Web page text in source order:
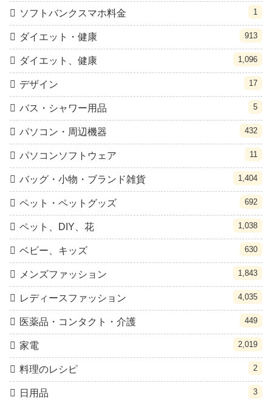
ソフトバンクスマホ料金 1
ダイエット・健康 913
ダイエット、健康 1,096
デザイン 17
バス・シャワー用品 5
パソコン・周辺機器 432
パソコンソフトウェア 11
バッグ・小物・ブランド雑貨 1,404
ペット・ペットグッズ 692
ペット、DIY、花 1,038
ベビー、キッズ 630
メンズファッション 1,843
レディースファッション 4,035
医薬品・コンタクト・介護 449
家電 2,019
料理のレシピ 2
日用品 3